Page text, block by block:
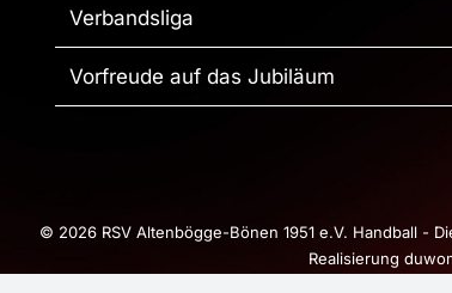
Verbandsliga
Vorfreude auf das Jubiläum
© 2026 RSV Altenbögge-Bönen 1951 e.V. Handball -
Realisierung